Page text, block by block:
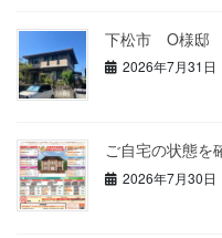
下松市 O様邸
2026年7月31日
ご自宅の状態を
2026年7月30日